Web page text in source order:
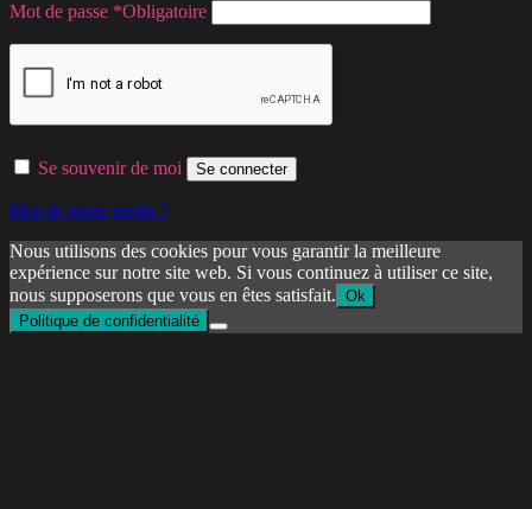
Mot de passe *Obligatoire
Se souvenir de moi Se connecter
Mot de passe perdu ?
Nous utilisons des cookies pour vous garantir la meilleure
expérience sur notre site web. Si vous continuez à utiliser ce site,
nous supposerons que vous en êtes satisfait. Ok
Politique de confidentialité